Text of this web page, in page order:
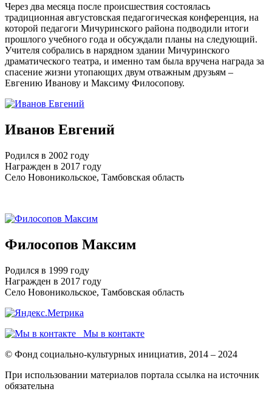
Через два месяца после происшествия состоялась
традиционная августовская педагогическая конференция, на
которой педагоги Мичуринского района подводили итоги
прошлого учебного года и обсуждали планы на следующий.
Учителя собрались в нарядном здании Мичуринского
драматического театра, и именно там была вручена награда за
спасение жизни утопающих двум отважным друзьям –
Евгению Иванову и Максиму Филосопову.
Иванов Евгений
Родился в 2002 году
Награжден в 2017 году
Село Новоникольское, Тамбовская область
Филосопов Максим
Родился в 1999 году
Награжден в 2017 году
Село Новоникольское, Тамбовская область
Мы в контакте
© Фонд социально-культурных инициатив, 2014 – 2024
При использовании материалов портала ссылка на источник
обязательна